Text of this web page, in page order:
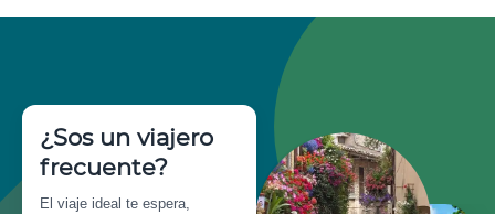
¿Sos un viajero
frecuente?
El viaje ideal te espera,